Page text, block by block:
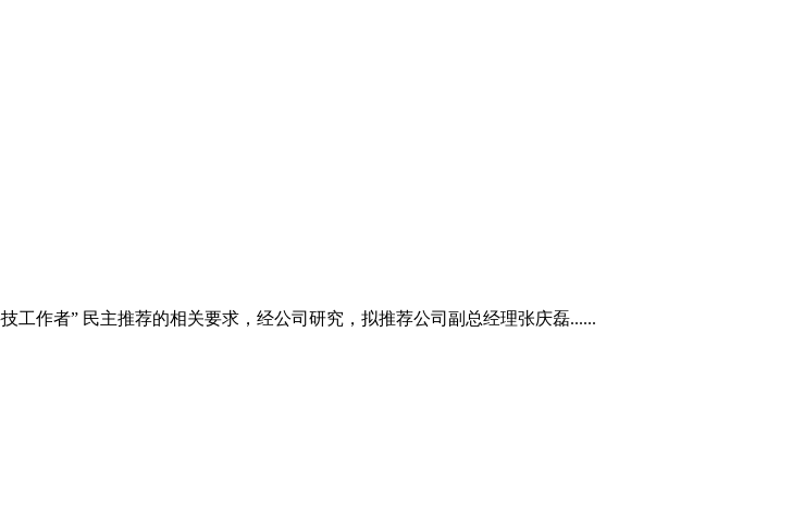
工作者” 民主推荐的相关要求，经公司研究，拟推荐公司副总经理张庆磊......